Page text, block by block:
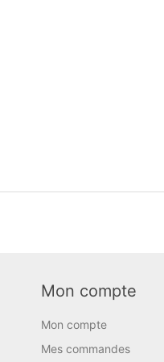
Mon compte
Mon compte
Mes commandes